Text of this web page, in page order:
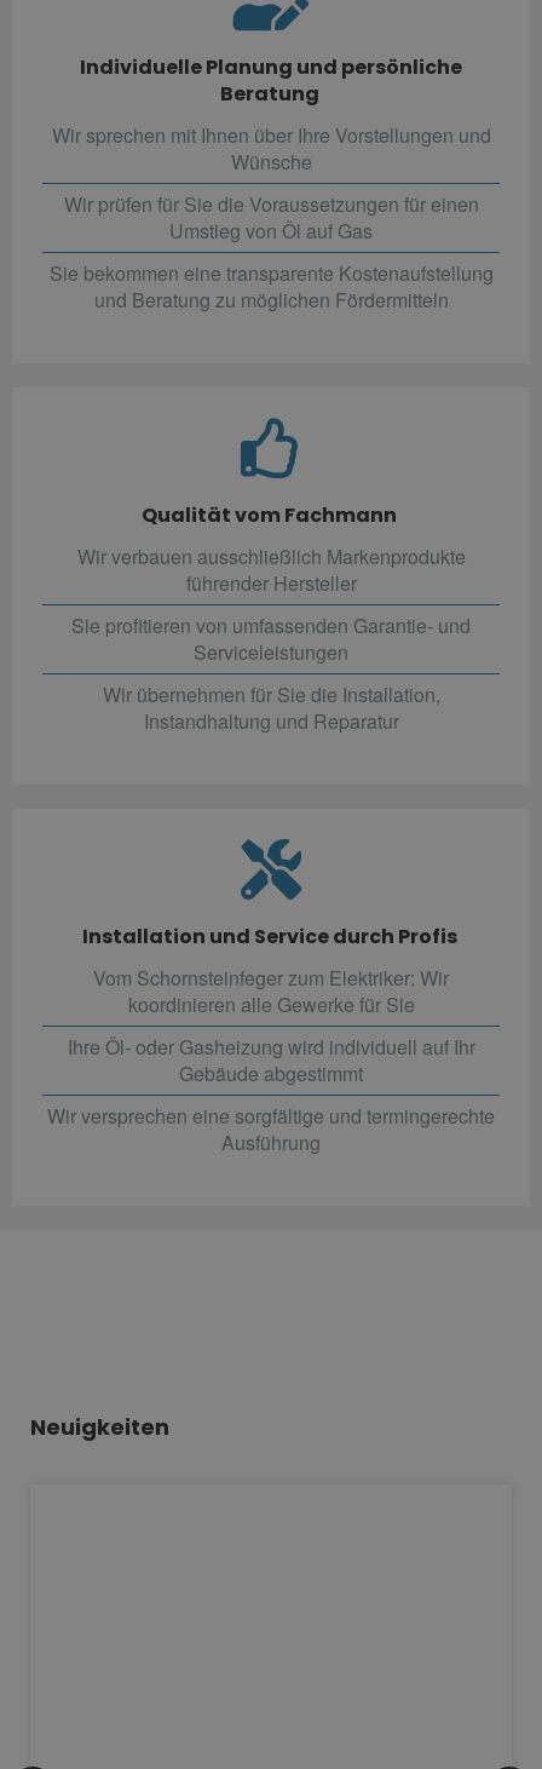
Individuelle Planung und persönliche
Beratung
Wir sprechen mit Ihnen über Ihre Vorstellungen und
Wünsche
Wir prüfen für Sie die Voraussetzungen für einen
Umstieg von Öl auf Gas
Sie bekommen eine transparente Kostenaufstellung
und Beratung zu möglichen Fördermitteln
Qualität vom Fachmann
Wir verbauen ausschließlich Markenprodukte
führender Hersteller
Sie profitieren von umfassenden Garantie- und
Serviceleistungen
Wir übernehmen für Sie die Installation,
Instandhaltung und Reparatur
Installation und Service durch Profis
Vom Schornsteinfeger zum Elektriker: Wir
koordinieren alle Gewerke für Sie
Ihre Öl- oder Gasheizung wird individuell auf Ihr
Gebäude abgestimmt
Wir versprechen eine sorgfältige und termingerechte
Ausführung
Neuigkeiten